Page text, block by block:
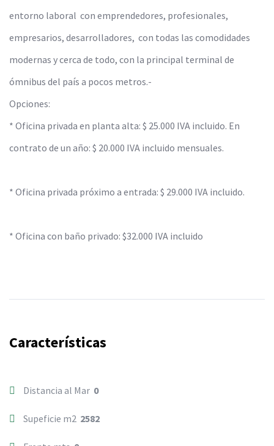
entorno laboral con emprendedores, profesionales,
empresarios, desarrolladores, con todas las comodidades
modernas y cerca de todo, con la principal terminal de
ómnibus del país a pocos metros.-
Opciones:
* Oficina privada en planta alta: $ 25.000 IVA incluido. En
contrato de un año: $ 20.000 IVA incluido mensuales.
* Oficina privada próximo a entrada: $ 29.000 IVA incluido.
* Oficina con baño privado: $32.000 IVA incluido
Características
Distancia al Mar 0
Supeficie m2 2582